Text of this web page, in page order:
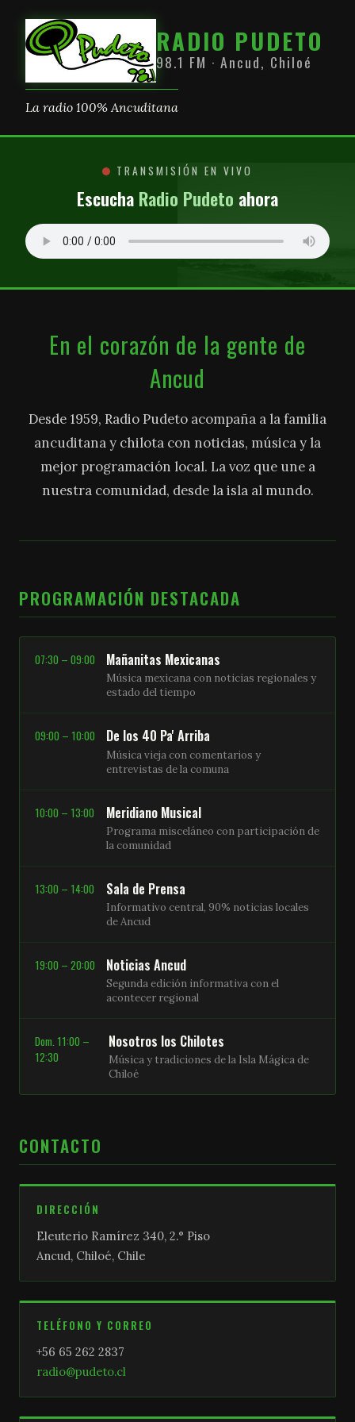
RADIO PUDETO
98.1 FM · Ancud, Chiloé
La radio 100% Ancuditana
TRANSMISIÓN EN VIVO
Escucha Radio Pudeto ahora
En el corazón de la gente de
Ancud
Desde 1959, Radio Pudeto acompaña a la familia
ancuditana y chilota con noticias, música y la
mejor programación local. La voz que une a
nuestra comunidad, desde la isla al mundo.
PROGRAMACIÓN DESTACADA
07:30 – 09:00 Mañanitas Mexicanas
Música mexicana con noticias regionales y
estado del tiempo
09:00 – 10:00 De los 40 Pa' Arriba
Música vieja con comentarios y
entrevistas de la comuna
10:00 – 13:00 Meridiano Musical
Programa misceláneo con participación de
la comunidad
13:00 – 14:00 Sala de Prensa
Informativo central, 90% noticias locales
de Ancud
19:00 – 20:00 Noticias Ancud
Segunda edición informativa con el
acontecer regional
Dom. 11:00 –
12:30
Nosotros los Chilotes
Música y tradiciones de la Isla Mágica de
Chiloé
CONTACTO
DIRECCIÓN
Eleuterio Ramírez 340, 2.° Piso
Ancud, Chiloé, Chile
TELÉFONO Y CORREO
+56 65 262 2837
radio@pudeto.cl